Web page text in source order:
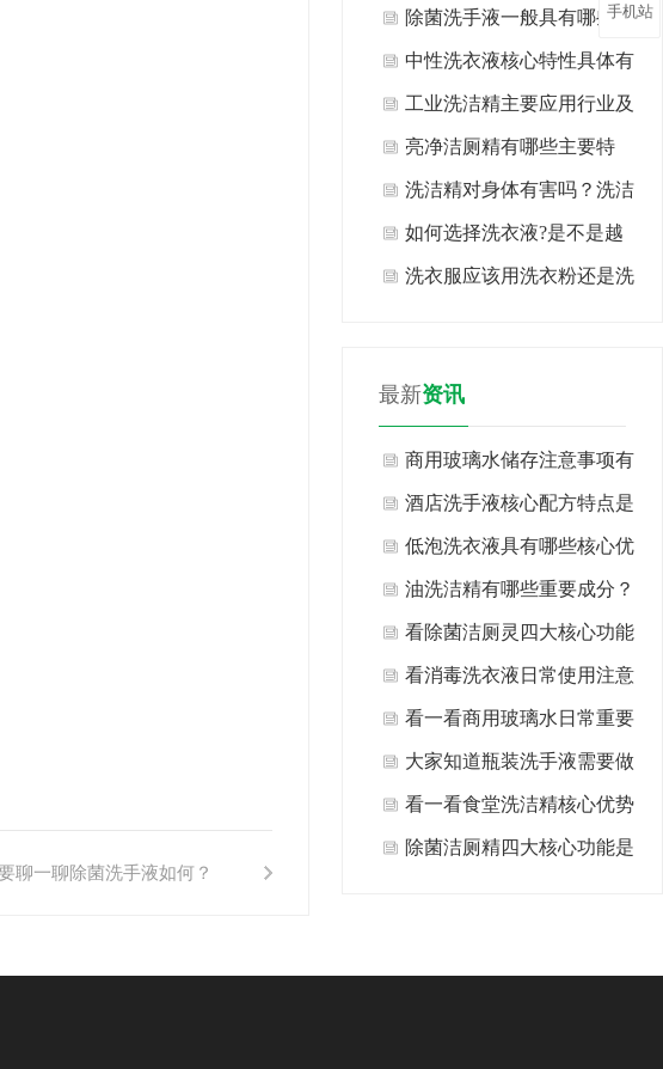
聊一聊除菌洗手液如何？
类？
除菌洗手液一般具有哪些特
点？
中性洗衣液核心特性具体有
哪些表现？
工业洗洁精主要应用行业及
场景有哪些？
亮净洁厕精有哪些主要特
点？
洗洁精对身体有害吗？洗洁
精生产厂家告诉你现在知道
也许还不算晚！
如何选择洗衣液?是不是越
浓越好?
洗衣服应该用洗衣粉还是洗
最新资讯
商用玻璃水储存注意事项有
哪些方面？
酒店洗手液核心配方特点是
什么?
低泡洗衣液具有哪些核心优
势值得选择？
油洗洁精有哪些重要成分？
看除菌洁厕灵四大核心功能
是什么？
看消毒洗衣液日常使用注意
事项有哪些方面？
看一看商用玻璃水日常重要
用途有哪些？
大家知道瓶装洗手液需要做
哪些日常清洁保养吗？
看一看食堂洗洁精核心优势
是什么？
除菌洁厕精四大核心功能是
手机站